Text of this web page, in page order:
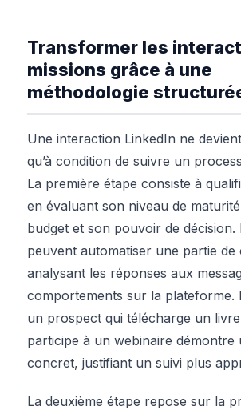
Transformer les
missions grâce à une
méthodologie
Une interaction LinkedIn ne
qu’à condition de suivre un
La première étape consiste à
en évaluant son niveau de
budget et son pouvoir de décision.
peuvent automatiser une partie de
analysant les réponses aux
comportements sur la plateforme.
un prospect qui télécharge un
participe à un webinaire démontre
concret, justifiant un suivi plus
La deuxième étape repose sur la